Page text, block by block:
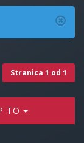
Stranica 1 od 1
TO